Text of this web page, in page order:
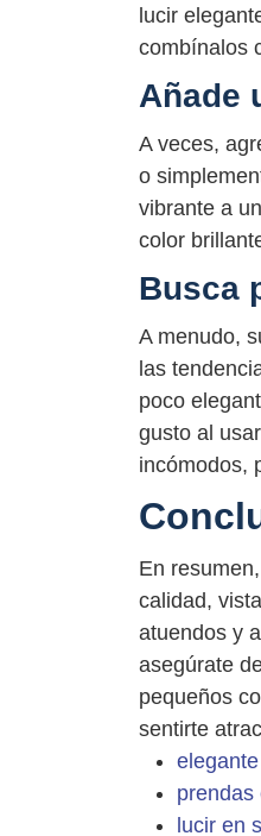
lucir
combínalos
Añade
A veces,
o
vibrante a
color
Busca
A menudo,
las
poco
gusto al
incómodos,
En
calidad,
atuendos y
asegúrate
pequeños
sentirte
prendas
lucir en